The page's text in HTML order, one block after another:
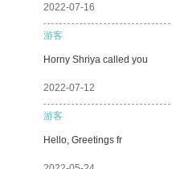
2022-07-16
游客
Horny Shriya called you
2022-07-12
游客
Hello, Greetings fr